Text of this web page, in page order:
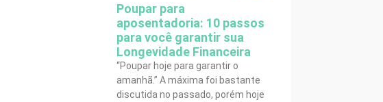
Poupar para
aposentadoria: 10 passos
para você garantir sua
Longevidade Financeira
“Poupar hoje para garantir o
amanhã.” A máxima foi bastante
discutida no passado, porém hoje